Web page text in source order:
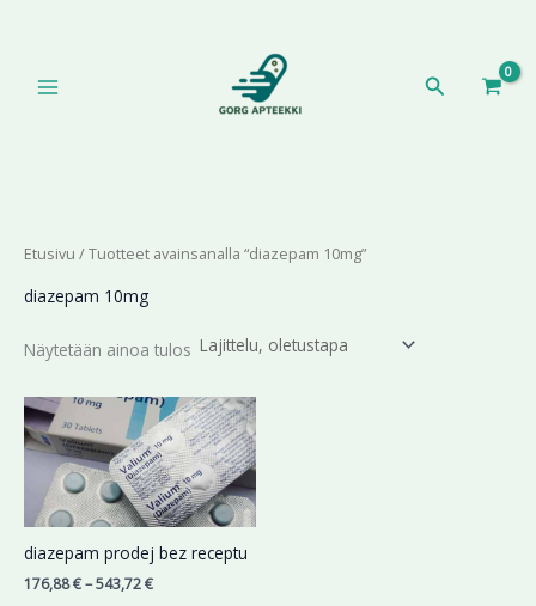
Hae
Etusivu / Tuotteet avainsanalla “diazepam 10mg”
diazepam 10mg
Näytetään ainoa tulos
diazepam prodej bez receptu
176,88€–543,72€
Hintaluokka:
176,88 €
-
543,72 €
Tällä
tuotteella
on
useampi
muunnelma.
tehdä
valinnat